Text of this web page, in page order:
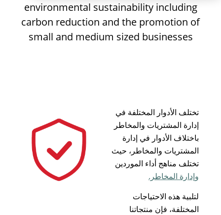
environmental sustainability including
carbon reduction and the promotion of
small and medium sized businesses
تختلف الأدوار المختلفة في
إدارة المشتريات والمخاطر
باختلاف الأدوار في إدارة
المشتريات والمخاطر، حيث
تختلف مناهج أداء الموردين
وإدارة المخاطر.
لتلبية هذه الاحتياجات
المختلفة، فإن منتجاتنا